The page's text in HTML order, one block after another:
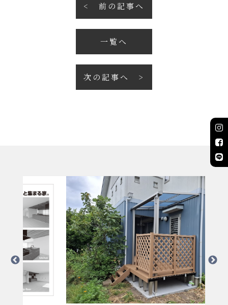
前の記事へ
一覧へ
次の記事へ